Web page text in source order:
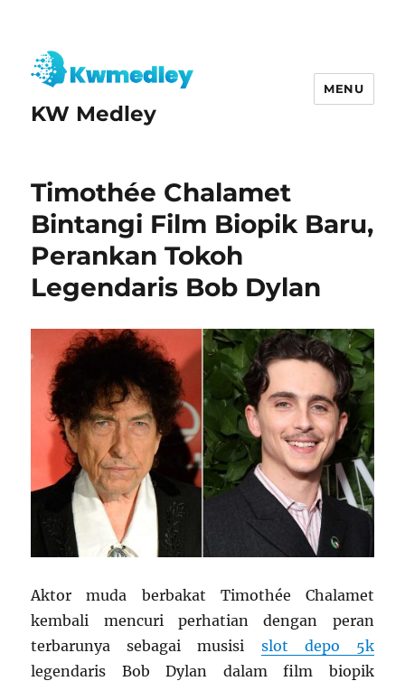
KW Medley
MENU
Timothée Chalamet
Bintangi Film Biopik Baru,
Perankan Tokoh
Legendaris Bob Dylan
Aktor muda berbakat Timothée Chalamet
kembali mencuri perhatian dengan peran
terbarunya sebagai musisi slot depo 5k
legendaris Bob Dylan dalam film biopik